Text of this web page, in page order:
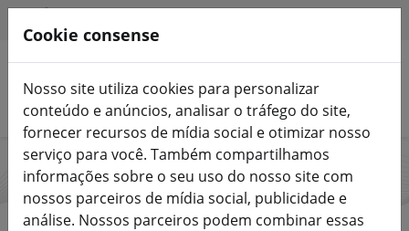
Pesquisar produtos
Axisflying
Cookie consense
Nosso site utiliza cookies para personalizar
conteúdo e anúncios, analisar o tráfego do site,
fornecer recursos de mídia social e otimizar nosso
serviço para você. Também compartilhamos
informações sobre o seu uso do nosso site com
nossos parceiros de mídia social, publicidade e
análise. Nossos parceiros podem combinar essas